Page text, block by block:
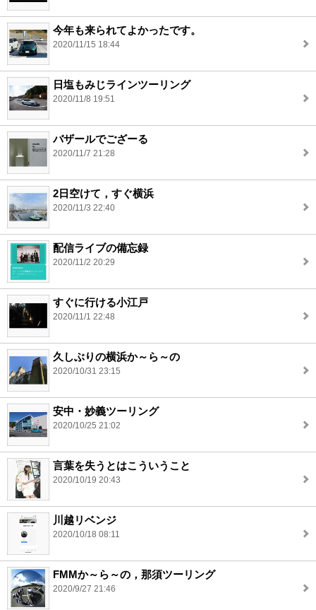
今年も来られてよかったです。
2020/11/15 18:44
日塩もみじラインツーリング
2020/11/8 19:51
バザールでござーる
2020/11/7 21:28
2日空けて，すぐ横浜
2020/11/3 22:40
配信ライブの備忘録
2020/11/2 20:29
すぐに行ける小江戸
2020/11/1 22:48
久しぶりの横浜か～ら～の
2020/10/31 23:15
安中・妙義ツーリング
2020/10/25 21:02
言葉を失うとはこういうこと
2020/10/19 20:43
川越リベンジ
2020/10/18 08:11
FMMか～ら～の，那須ツーリング
2020/9/27 21:46